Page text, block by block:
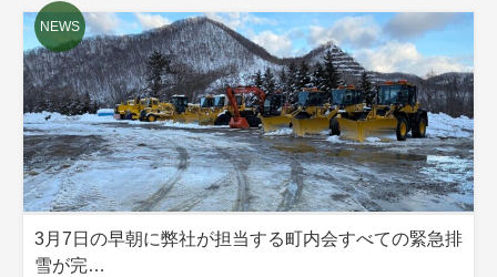
3月7日の早朝に弊社が担当する町内会すべての緊急排
雪が完…